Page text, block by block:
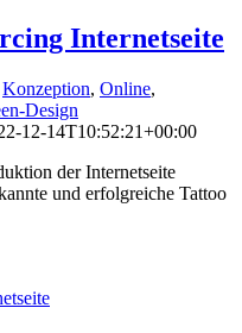
Internetseite
Konzeption, Online,
Design
12-14T10:52:21+00:00
der Internetseite
und erfolgreiche Tattoo